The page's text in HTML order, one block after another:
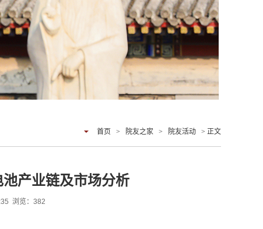
首页 > 院友之家 > 院友活动 > 正文
产业链及市场分析
浏览： 382